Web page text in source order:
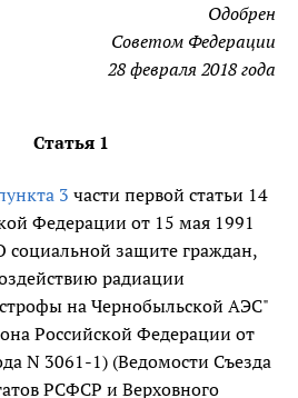
Одобрен
Советом Федерации
28 февраля 2018 года
Статья 1
3 части первой статьи 14
Федерации от 15 мая 1991
социальной защите граждан,
радиации
на Чернобыльской АЭС"
Российской Федерации от
N 3061-1) (Ведомости Съезда
РСФСР и Верховного